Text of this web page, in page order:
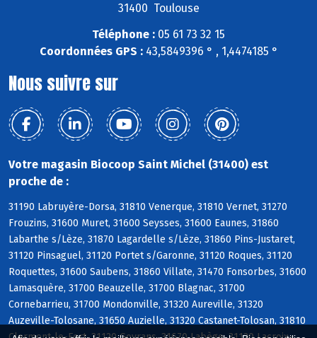
31400 Toulouse
Téléphone : 05 61 73 32 15
Coordonnées GPS :43,5849396 ° , 1,4474185 °
Nous suivre sur
Votre magasin Biocoop Saint Michel (31400) est
proche de :
31190 Labruyère-Dorsa, 31810 Venerque, 31810 Vernet, 31270
Frouzins, 31600 Muret, 31600 Seysses, 31600 Eaunes, 31860
Labarthe s/Lèze, 31870 Lagardelle s/Lèze, 31860 Pins-Justaret,
31120 Pinsaguel, 31120 Portet s/Garonne, 31120 Roques, 31120
Roquettes, 31600 Saubens, 31860 Villate, 31470 Fonsorbes, 31600
Lamasquère, 31700 Beauzelle, 31700 Blagnac, 31700
Cornebarrieu, 31700 Mondonville, 31320 Aureville, 31320
Auzeville-Tolosane, 31650 Auzielle, 31320 Castanet-Tolosan, 31810